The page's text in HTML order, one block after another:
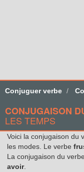
Conjuguer verbe
CONJUGAISON
LES TEMPS
Voici la conjugaison du
les modes. Le verbe
La conjugaison du
avoir.